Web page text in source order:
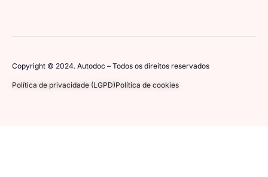
Copyright © 2024. Autodoc – Todos os direitos reservados
Política de privacidade (LGPD)Política de cookies